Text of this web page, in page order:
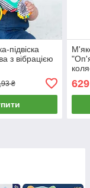
підвіска
з вібрацією
₴ 629